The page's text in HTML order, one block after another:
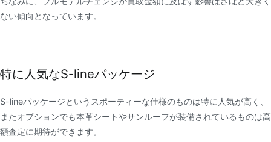
ない傾向となっています。
特に人気なS-lineパッケージ
S-lineパッケージというスポーティーな仕様のものは特に人気が高く、
またオプションでも本革シートやサンルーフが装備されているものは高
額査定に期待ができます。